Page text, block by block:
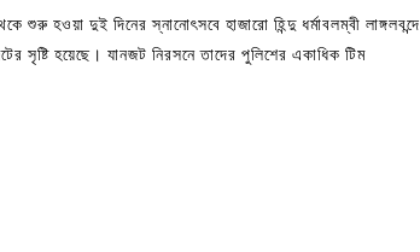
হওয়া দুই দিনের স্নানোৎসবে হাজারো হিন্দু ধর্মাবলম্বী লাঙ্গলবন্দে
সৃষ্টি হয়েছে। যানজট নিরসনে তাদের পুলিশের একাধিক টিম